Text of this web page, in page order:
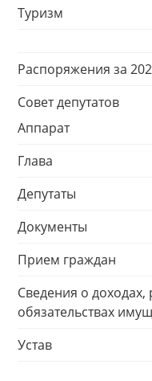
Туризм
Распоряжения за
Совет депутатов
Аппарат
Глава
Депутаты
Документы
Прием граждан
Сведения о
обязательствах
Устав